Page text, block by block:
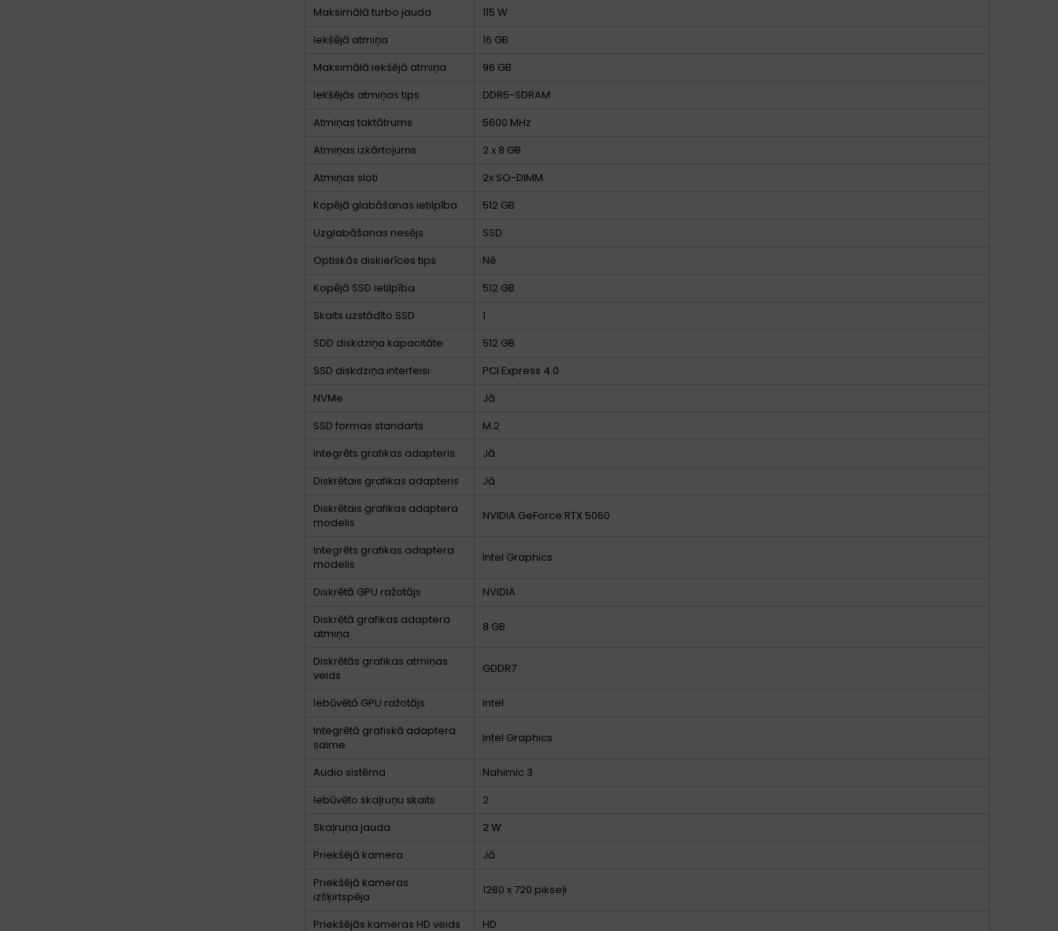
Maksimālā turbo jauda
115 W
Iekšējā atmiņa
16 GB
Maksimālā iekšējā atmiņa
96 GB
Iekšējās atmiņas tips
DDR5-SDRAM
Atmiņas taktātrums
5600 MHz
Atmiņas izkārtojums
2 x 8 GB
Atmiņas sloti
2x SO-DIMM
Kopējā glabāšanas ietilpība
512 GB
Uzglabāšanas nesējs
SSD
Optiskās diskierīces tips
Nē
Kopējā SSD ietilpība
512 GB
Skaits uzstādīto SSD
1
SDD diskdziņa kapacitāte
512 GB
SSD diskdziņa interfeisi
PCI Express 4.0
NVMe
Jā
SSD formas standarts
M.2
Integrēts grafikas adapteris
Jā
Diskrētais grafikas adapteris
Jā
Diskrētais grafikas adaptera
modelis
NVIDIA GeForce RTX 5060
Integrēts grafikas adaptera
modelis
Intel Graphics
Diskrētā GPU ražotājs
NVIDIA
Diskrētā grafikas adaptera
atmiņa
8 GB
Diskrētās grafikas atmiņas
veids
GDDR7
Iebūvētā GPU ražotājs
Intel
Integrētā grafiskā adaptera
saime
Intel Graphics
Audio sistēma
Nahimic 3
Iebūvēto skaļruņu skaits
2
Skaļruņa jauda
2 W
Priekšējā kamera
Jā
Priekšējā kameras
izšķirtspēja
1280 x 720 pikseļi
Priekšējās kameras HD veids HD